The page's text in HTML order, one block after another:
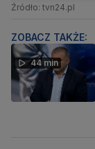
Źródło: tvn24.pl
ZOBACZ TAKŻE:
44 min